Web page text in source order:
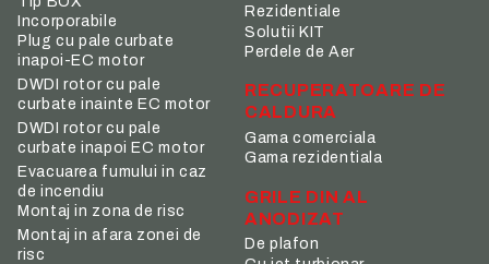
Incorporabile
Plug cu pale curbate
inapoi-EC motor
DWDI rotor cu pale
curbate inainte EC motor
DWDI rotor cu pale
curbate inapoi EC motor
Evacuarea fumului in caz
de incendiu
Montaj in zona de risc
Montaj in afara zonei de
risc
Rezidentiale
Solutii KIT
Perdele de Aer
RECUPERATOARE DE
CALDURA
Gama comerciala
Gama rezidentiala
GRILE DIN AL
ANODIZAT
De plafon